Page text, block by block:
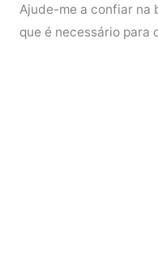
Ajude-me a confiar na
que é necessário para